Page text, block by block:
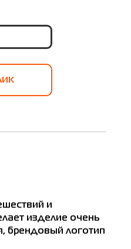
и
изделие очень
брендовый логотип